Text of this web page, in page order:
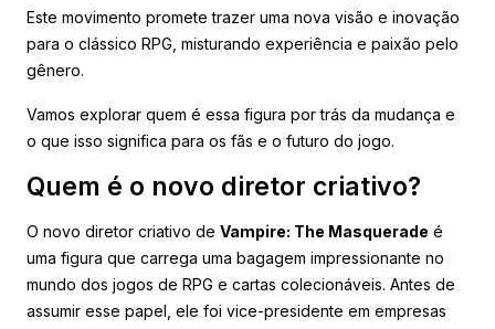
Este movimento promete trazer uma nova visão e inovação
para o clássico RPG, misturando experiência e paixão pelo
gênero.
Vamos explorar quem é essa figura por trás da mudança e
o que isso significa para os fãs e o futuro do jogo.
Quem é o novo diretor criativo?
O novo diretor criativo de Vampire: The Masquerade é
uma figura que carrega uma bagagem impressionante no
mundo dos jogos de RPG e cartas colecionáveis. Antes de
assumir esse papel, ele foi vice-presidente em empresas